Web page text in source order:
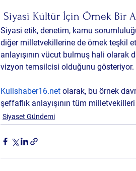
Siyasi Kültür İçin Örnek Bir
Siyasi etik, denetim, kamu
diğer milletvekillerine de örnek teşkil
anlayışının vücut bulmuş hali olarak
vizyon temsilcisi olduğunu gösteriyor.
Kulishaber16.net olarak, bu örnek
şeffaflık anlayışının tüm
Siyaset Gündemi